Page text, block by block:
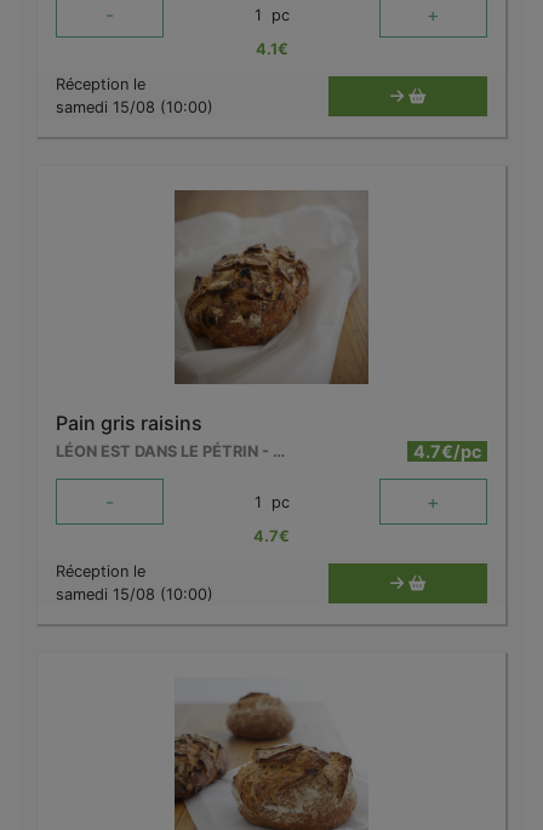
- 1 pc +
4.1€
Réception le
samedi 15/08 (10:00)
Pain gris raisins
LÉON EST DANS LE PÉTRIN - MOUSCRON 4.7€/pc
- 1 pc +
4.7€
Réception le
samedi 15/08 (10:00)